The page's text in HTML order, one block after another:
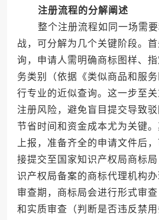
注册流程的分解阐述
整个注册流程如同一场需要
战，可分解为几个关键阶段。
询，申请人需明确商标图样、
务类别（依据《类似商品和服
行专业的近似查询。这一步至
注册风险，避免盲目提交导致
节省时间和资金成本尤为关键
上报，准备齐全的申请文件后
接提交至国家知识产权局商标
识产权局备案的商标代理机构
审查期，商标局会进行形式审查
和实质审查（判断是否违反禁